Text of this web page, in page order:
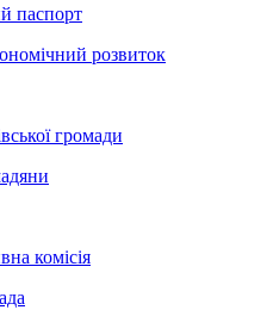
паспорт
розвиток
громади
комісія